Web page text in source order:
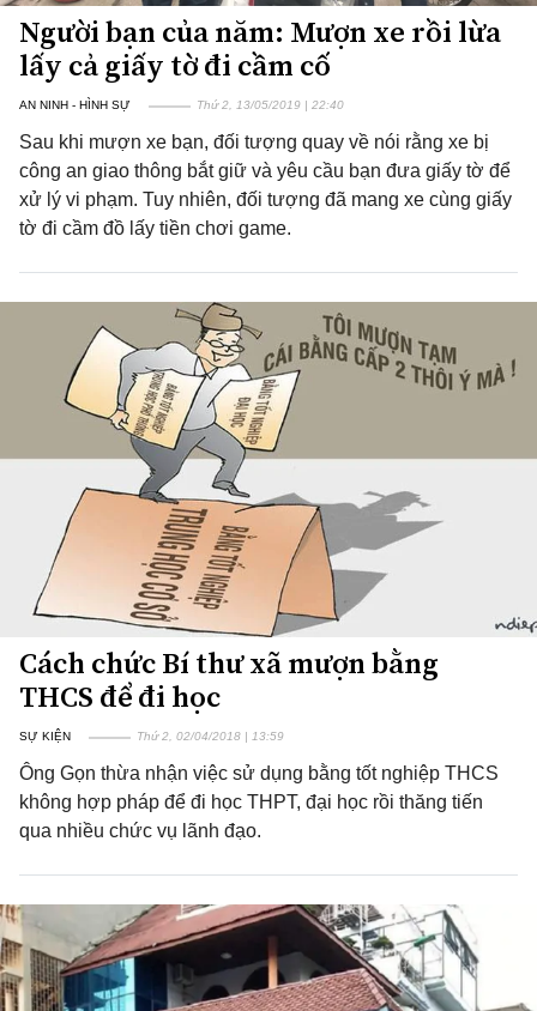
Người bạn của năm: Mượn xe rồi lừa
lấy cả giấy tờ đi cầm cố
AN NINH - HÌNH SỰ Thứ 2, 13/05/2019 | 22:40
Sau khi mượn xe bạn, đối tượng quay về nói rằng xe bị
công an giao thông bắt giữ và yêu cầu bạn đưa giấy tờ để
xử lý vi phạm. Tuy nhiên, đối tượng đã mang xe cùng giấy
tờ đi cầm đồ lấy tiền chơi game.
Cách chức Bí thư xã mượn bằng
THCS để đi học
SỰ KIỆN Thứ 2, 02/04/2018 | 13:59
Ông Gọn thừa nhận việc sử dụng bằng tốt nghiệp THCS
không hợp pháp để đi học THPT, đại học rồi thăng tiến
qua nhiều chức vụ lãnh đạo.